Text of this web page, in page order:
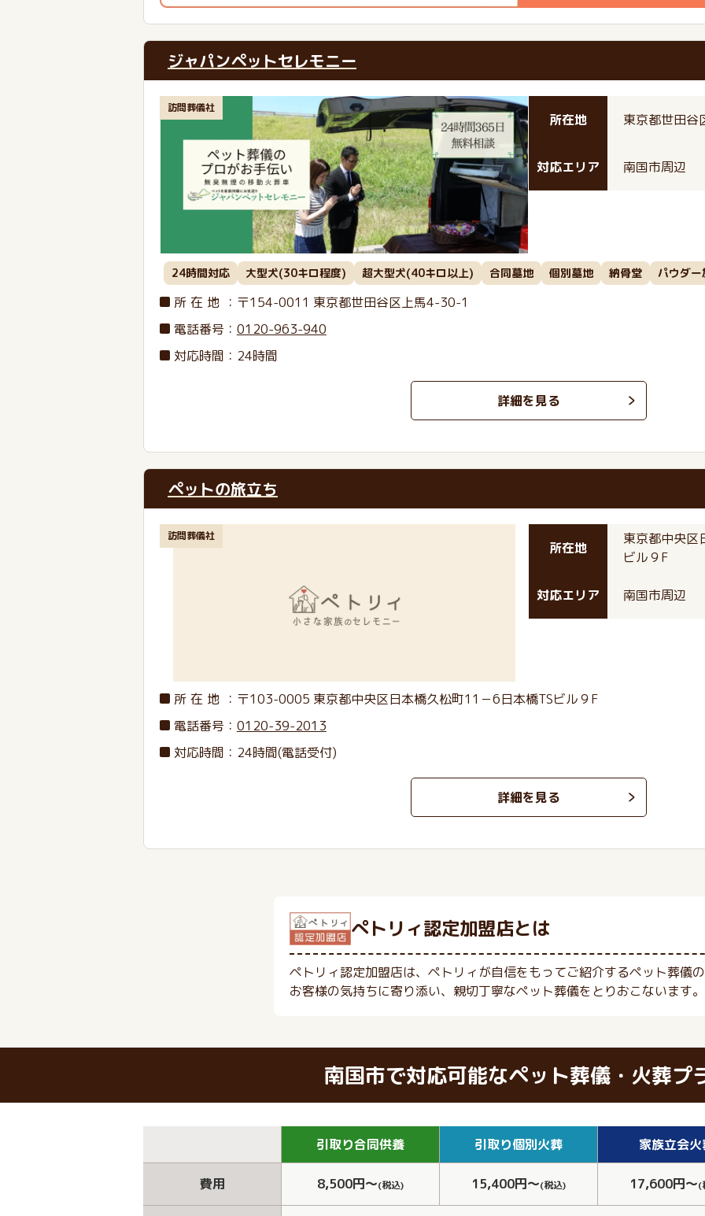
ジャパンペットセレモニー
訪問葬儀社
所在地 東京都世田
対応エリア 南国市周辺
24時間対応 大型犬(30キロ程度) 超大型犬(40キロ以上) 合同墓地 個別墓地 納骨堂 パウダー
所在地 ：〒154-0011 東京都世田谷区上馬4-30-1
電話番号 ： 0120-963-940
対応時間：24時間
詳細を見る
ペットの旅立ち
訪問葬儀社
所在地
東京都中央区
ビル９F
対応エリア 南国市周辺
所在地 ：〒103-0005 東京都中央区日本橋久松町11－6日本橋TSビル９F
電話番号 ： 0120-39-2013
対応時間：24時間(電話受付)
詳細を見る
ぺトリィ認定加盟店とは
ペトリィ認定加盟店は、ペトリィが自信をもってご紹介するペット葬儀
お客様の気持ちに寄り添い、親切丁寧なペット葬儀をとりおこないます。
南国市で対応可能なペット葬儀・火葬プ
引取り合同供養 引取り個別火葬 家族立会
費用 8,500円～(税込) 15,400円～(税込) 17,600円～(